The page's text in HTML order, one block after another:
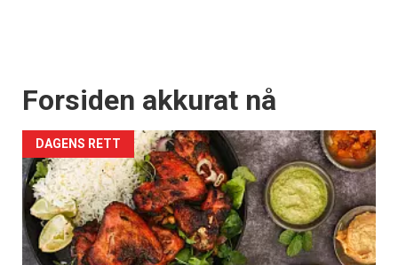
Forsiden akkurat nå
DAGENS RETT